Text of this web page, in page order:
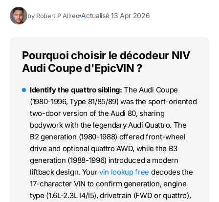
by Robert P Allred Actualisé 13 Apr 2026
Pourquoi choisir le décodeur NIV
Audi Coupe d'EpicVIN ?
Identify the quattro sibling: The Audi Coupe
(1980-1996, Type 81/85/89) was the sport-oriented
two-door version of the Audi 80, sharing
bodywork with the legendary Audi Quattro. The
B2 generation (1980-1988) offered front-wheel
drive and optional quattro AWD, while the B3
generation (1988-1996) introduced a modern
liftback design. Yourvin lookup free decodes the
17-character VIN to confirm generation, engine
type (1.6L-2.3L I4/I5), drivetrain (FWD or quattro),